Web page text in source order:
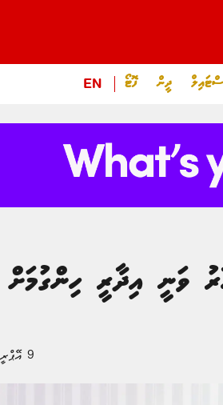
ދީން ފޮޓޯ EN
ވަނީ އިދާރީ ހިންގުމަށް
9 އޭޕްރީލު 2026 - 08:11